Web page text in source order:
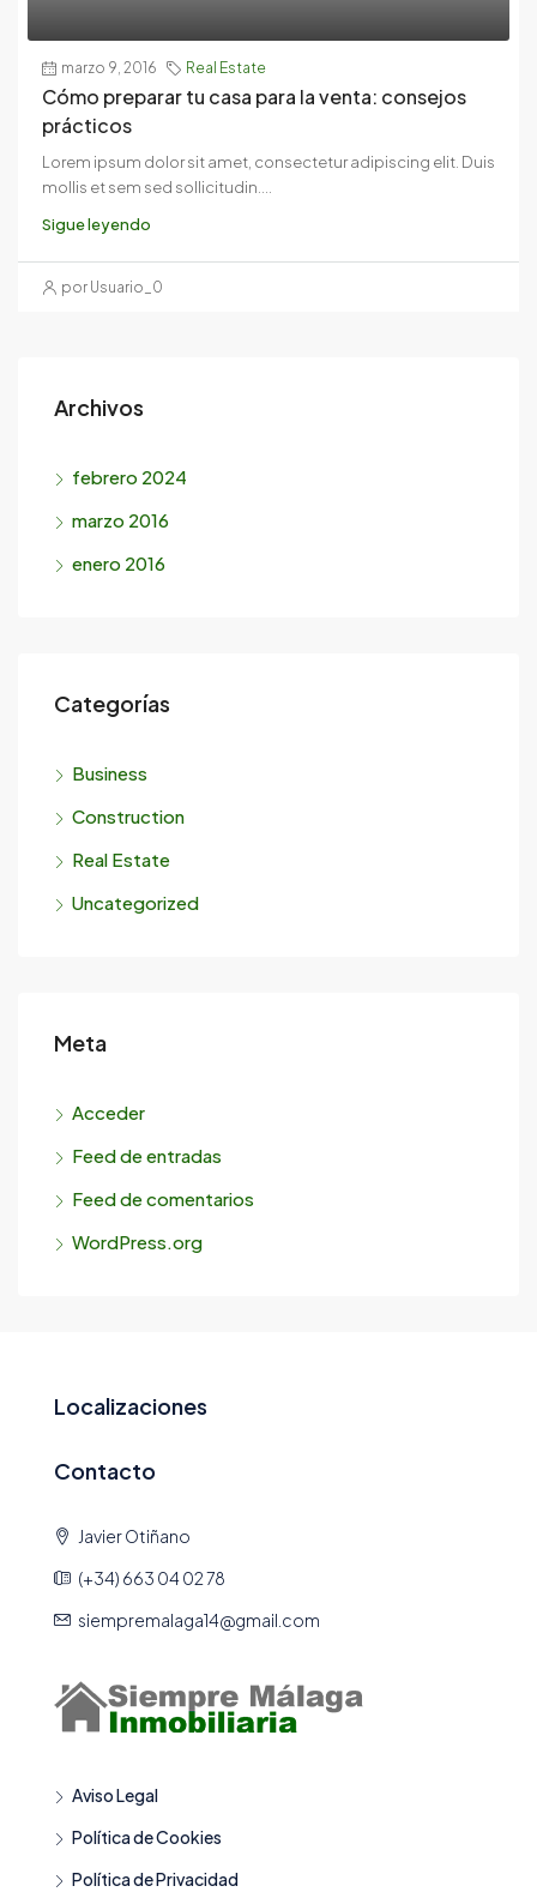
marzo 9, 2016 Real Estate
Cómo preparar tu casa para la venta: consejos
prácticos
Lorem ipsum dolor sit amet, consectetur adipiscing elit. Duis
mollis et sem sed sollicitudin....
Sigue leyendo
por Usuario_0
Archivos
febrero 2024
marzo 2016
enero 2016
Categorías
Business
Construction
Real Estate
Uncategorized
Meta
Acceder
Feed de entradas
Feed de comentarios
WordPress.org
Localizaciones
Contacto
Javier Otiñano
(+34) 663 04 02 78
siempremalaga14@gmail.com
Aviso Legal
Política de Cookies
Política de Privacidad